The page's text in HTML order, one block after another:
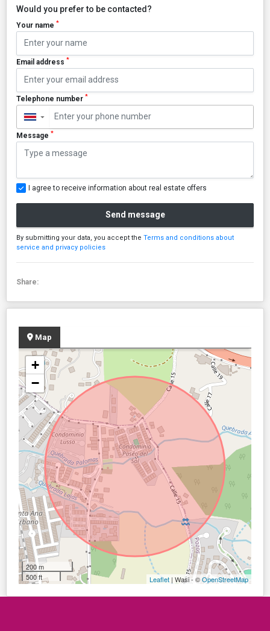
Would you prefer to be contacted?
Your name *
Email address *
Telephone number *
▼
Message *
I agree to receive information about real estate offers
Send message
By submitting your data, you accept the Terms and conditions about
service and privacy policies
Share:
Map
+
−
200 m
500 ft
Leaflet | Wasi - ©OpenStreetMap